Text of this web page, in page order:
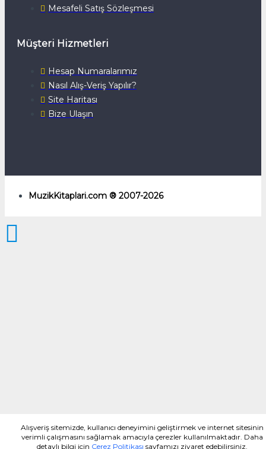
Mesafeli Satış Sözleşmesi
Müşteri Hizmetleri
Hesap Numaralarımız
Nasıl Alış-Veriş Yapılır?
Site Haritası
Bize Ulaşın
MuzikKitaplari.com ® 2007-2026
Alışveriş sitemizde, kullanıcı deneyimini geliştirmek ve internet sitesinin
verimli çalışmasını sağlamak amacıyla çerezler kullanılmaktadır. Daha
detaylı bilgi için Çerez Politikası sayfamızı ziyaret edebilirsiniz.